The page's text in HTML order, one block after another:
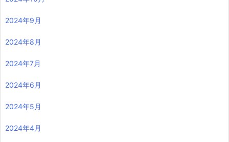
2024年9月
2024年8月
2024年7月
2024年6月
2024年5月
2024年4月